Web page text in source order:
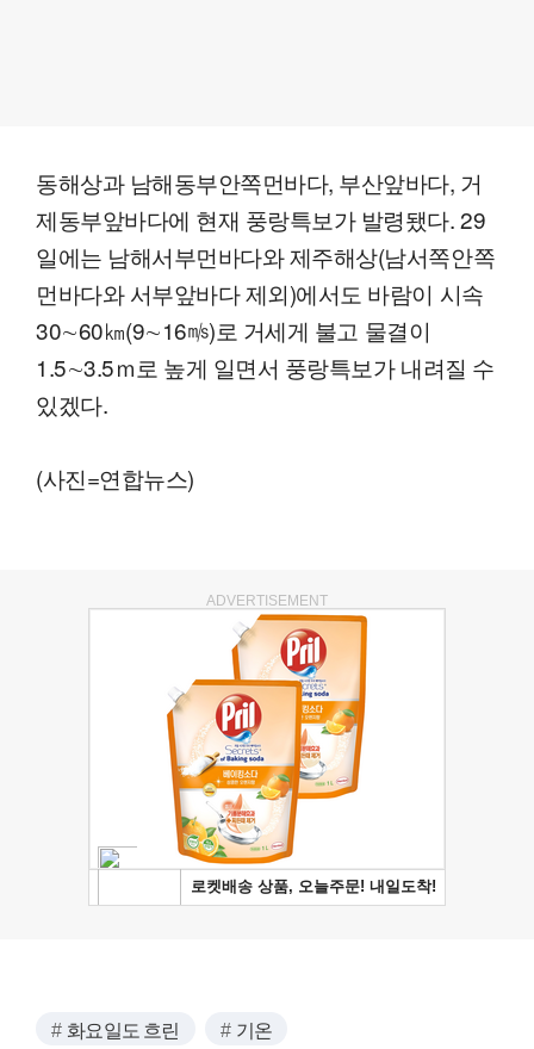
동해상과 남해동부안쪽먼바다, 부산앞바다, 거
제동부앞바다에 현재 풍랑특보가 발령됐다. 29
일에는 남해서부먼바다와 제주해상(남서쪽안쪽
먼바다와 서부앞바다 제외)에서도 바람이 시속
30∼60㎞(9∼16㎧)로 거세게 불고 물결이
1.5∼3.5ｍ로 높게 일면서 풍랑특보가 내려질 수
있겠다.
(사진=연합뉴스)
ADVERTISEMENT
화요일도 흐린 기온